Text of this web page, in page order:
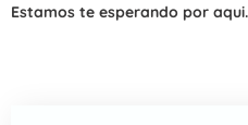
Estamos te esperando por